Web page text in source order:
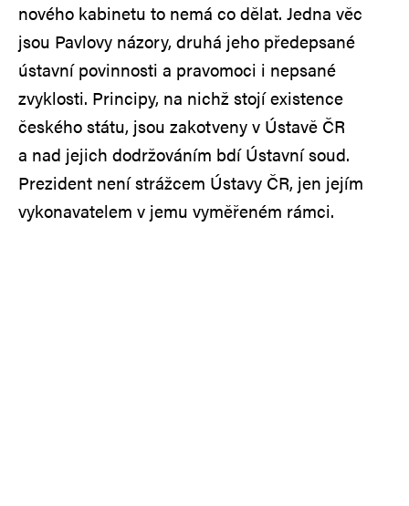
nového kabinetu to nemá co dělat. Jedna věc
jsou Pavlovy názory, druhá jeho předepsané
ústavní povinnosti a pravomoci i nepsané
zvyklosti. Principy, na nichž stojí existence
českého státu, jsou zakotveny v Ústavě ČR
a nad jejich dodržováním bdí Ústavní soud.
Prezident není strážcem Ústavy ČR, jen jejím
vykonavatelem v jemu vyměřeném rámci.